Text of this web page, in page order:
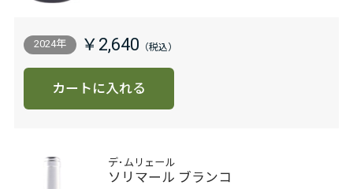
2024年 ￥2,640
カートに入れる
デ･ムリェール
ソリマール ブランコ